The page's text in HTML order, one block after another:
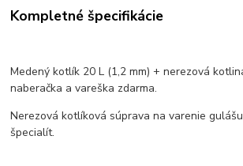
Kompletné špecifikácie
Medený kotlík 20 L (1,2 mm) + nerezová
naberačka a vareška zdarma.
Nerezová kotlíková súprava na varenie
špecialít.